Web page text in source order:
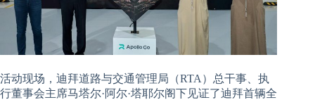
活动现场，迪拜道路与交通管理局（RTA）总干事、执
行董事会主席马塔尔·阿尔·塔耶尔阁下见证了迪拜首辆全